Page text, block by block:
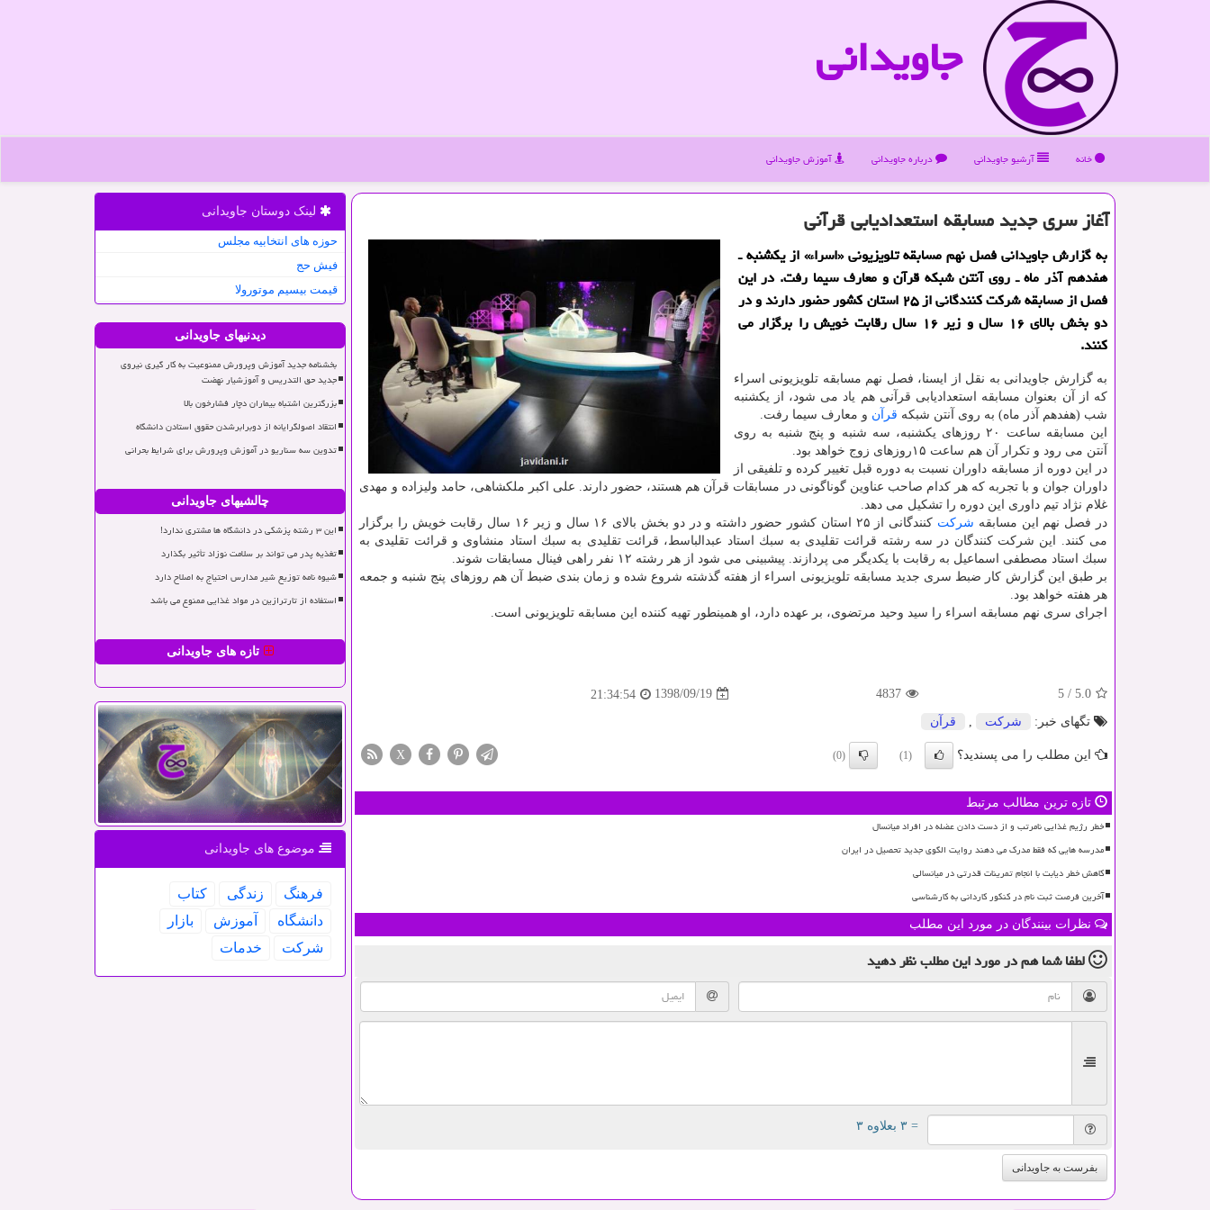
جاویدانی
خانه آرشیو جاویدانی درباره جاویدانی آموزش جاویدانی
آغاز سری جدید مسابقه استعدادیابی قرآنی
به گزارش جاویدانی فصل نهم مسابقه تلویزیونی «اسراء» از یكشنبه ـ
هفدهم آذر ماه ـ روی آنتن شبكه قرآن و معارف سیما رفت. در این
فصل از مسابقه شركت كنندگانی از ۲۵ استان كشور حضور دارند و در
دو بخش بالای ۱۶ سال و زیر ۱۶ سال رقابت خویش را برگزار می
كنند.
به گزارش جاویدانی به نقل از ایسنا، فصل نهم مسابقه تلویزیونی اسراء
كه از آن بعنوان مسابقه استعدادیابی قرآنی هم یاد می شود، از یكشنبه
شب (هفدهم آذر ماه) به روی آنتن شبكه قرآن و معارف سیما رفت.
این مسابقه ساعت ۲۰ روزهای یكشنبه، سه شنبه و پنج شنبه به روی
آنتن می رود و تكرار آن هم ساعت ۱۵روزهای زوج خواهد بود.
در این دوره از مسابقه داوران نسبت به دوره قبل تغییر كرده و تلفیقی از
داوران جوان و با تجربه كه هر كدام صاحب عناوین گوناگونی در مسابقات قرآن هم هستند، حضور دارند. علی اكبر ملكشاهی، حامد ولیزاده و مهدی
غلام نژاد تیم داوری این دوره را تشكیل می دهد.
در فصل نهم این مسابقه شركت
كنندگانی از ۲۵ استان كشور حضور داشته و در دو بخش بالای ۱۶ سال و زیر ۱۶ سال رقابت خویش را برگزار
می كنند. این شركت كنندگان در سه رشته قرائت تقلیدی به سبك استاد عبدالباسط، قرائت تقلیدی به سبك استاد منشاوی و قرائت تقلیدی به
سبك استاد مصطفی اسماعیل به رقابت با یكدیگر می پردازند. پیشبینی می شود از هر رشته ۱۲ نفر راهی فینال مسابقات شوند.
بر طبق این گزارش كار ضبط سری جدید مسابقه تلویزیونی اسراء از هفته گذشته شروع شده و زمان بندی ضبط آن هم روزهای پنج شنبه و جمعه
هر هفته خواهد بود.
اجرای سری نهم مسابقه اسراء را سید وحید مرتضوی، بر عهده دارد، او همینطور تهیه كننده این مسابقه تلویزیونی است.
5.0
/
5
4837
1398/09/19
21:34:54
تگهای خبر:
شركت قرآن
این مطلب را می پسندید؟ (1)
(0)
X
تازه ترین مطالب مرتبط
خطر رژیم غذایی نامرتب و از دست دادن عضله در افراد میانسال
مدرسه هایی که فقط مدرک می دهند روایت الگوی جدید تحصیل در ایران
کاهش خطر دیابت با انجام تمرینات قدرتی در میانسالی
آخرین فرصت ثبت نام در کنکور کاردانی به کارشناسی
نظرات بینندگان در مورد این مطلب
لطفا شما همدر مورد این مطلبنظر دهید
= ۳ بعلاوه ۳
بفرست به جاویدانی
لینک دوستان جاویدانی
حوزه های انتخابیه مجلس
فیش حج
قیمت بیسیم موتورولا
دیدنیهای جاویدانی
بخشنامه جدید آموزش وپرورش ممنوعیت به کار گیری نیروی
جدید حق التدریس و آموزشیار نهضت
بزرگترین اشتباه بیماران دچار فشارخون بالا
انتقاد اصولگرایانه از دوبرابرشدن حقوق استادن دانشگاه
تدوین سه سناریو در آموزش وپرورش برای شرایط بحرانی
چالشیهای جاویدانی
این ۳ رشته پزشکی در دانشگاه ها مشتری ندارد!
تغذیه پدر می تواند بر سلامت نوزاد تأثیر بگذارد
شیوه نامه توزیع شیر مدارس احتیاج به اصلاح دارد
استفاده از تارترازین در مواد غذایی ممنوع می باشد
تازه های جاویدانی
موضوع های جاویدانی
فرهنگ زندگی
كتاب
دانشگاه
آموزش
بازار
شركت
خدمات